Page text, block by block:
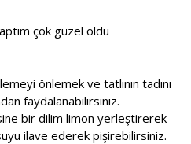
çok güzel oldu
önlemek ve tatlının tadını
faydalanabilirsiniz.
bir dilim limon yerleştirerek
ilave ederek pişirebilirsiniz.